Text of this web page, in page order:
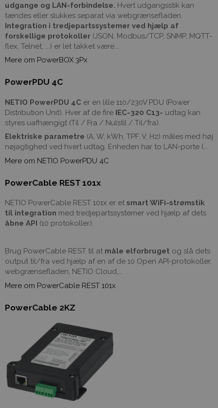
udgange og LAN-forbindelse. Hvert udgangsstik kan
tændes eller slukkes separat via webgrænsefladen.
Integration i tredjepartssystemer ved hjælp af
forskellige protokoller (JSON, Modbus/TCP, SNMP, MQTT-
flex, Telnet, ...) er let takket være...
Mere om PowerBOX 3Px
PowerPDU 4C
NETIO PowerPDU 4C er en lille 110/230V PDU (Power
Distribution Unit). Hver af de fire IEC-320 C13- udtag kan
styres uafhængigt (Til / Fra / Nulstil / Til/fra).
Elektriske parametre (A, W, kWh, TPF, V, Hz) måles med høj
nøjagtighed ved hvert udtag. Enheden har to LAN-porte (...
Mere om NETIO PowerPDU 4C
PowerCable REST 101x
NETIO PowerCable REST 101x er et smart WiFi-strømstik
til integration med tredjepartssystemer ved hjælp af dets
åbne API (10 protokoller).
Brug PowerCable REST til at måle elforbruget og slå dets
output til/fra ved hjælp af en af ​​de 10 Open API-protokoller,
webgrænsefladen, NETIO Cloud,...
Mere om PowerCable REST 101x
PowerCable 2KZ